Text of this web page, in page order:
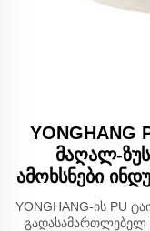
YONGHANG
მაღალ-
ამოხსნები
YONGHANG-ის PU
გადასამართლებელ